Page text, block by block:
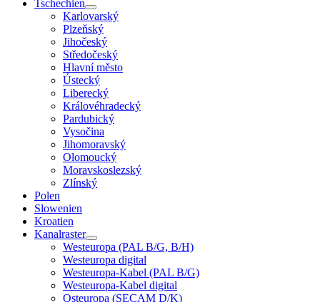
Tschechien
Karlovarský
Plzeňský
Jihočeský
Středočeský
Hlavní město
Ústecký
Liberecký
Královéhradecký
Pardubický
Vysočina
Jihomoravský
Olomoucký
Moravskoslezský
Zlínský
Polen
Slowenien
Kroatien
Kanalraster
Westeuropa (PAL B/G, B/H)
Westeuropa digital
Westeuropa-Kabel (PAL B/G)
Westeuropa-Kabel digital
Osteuropa (SECAM D/K)